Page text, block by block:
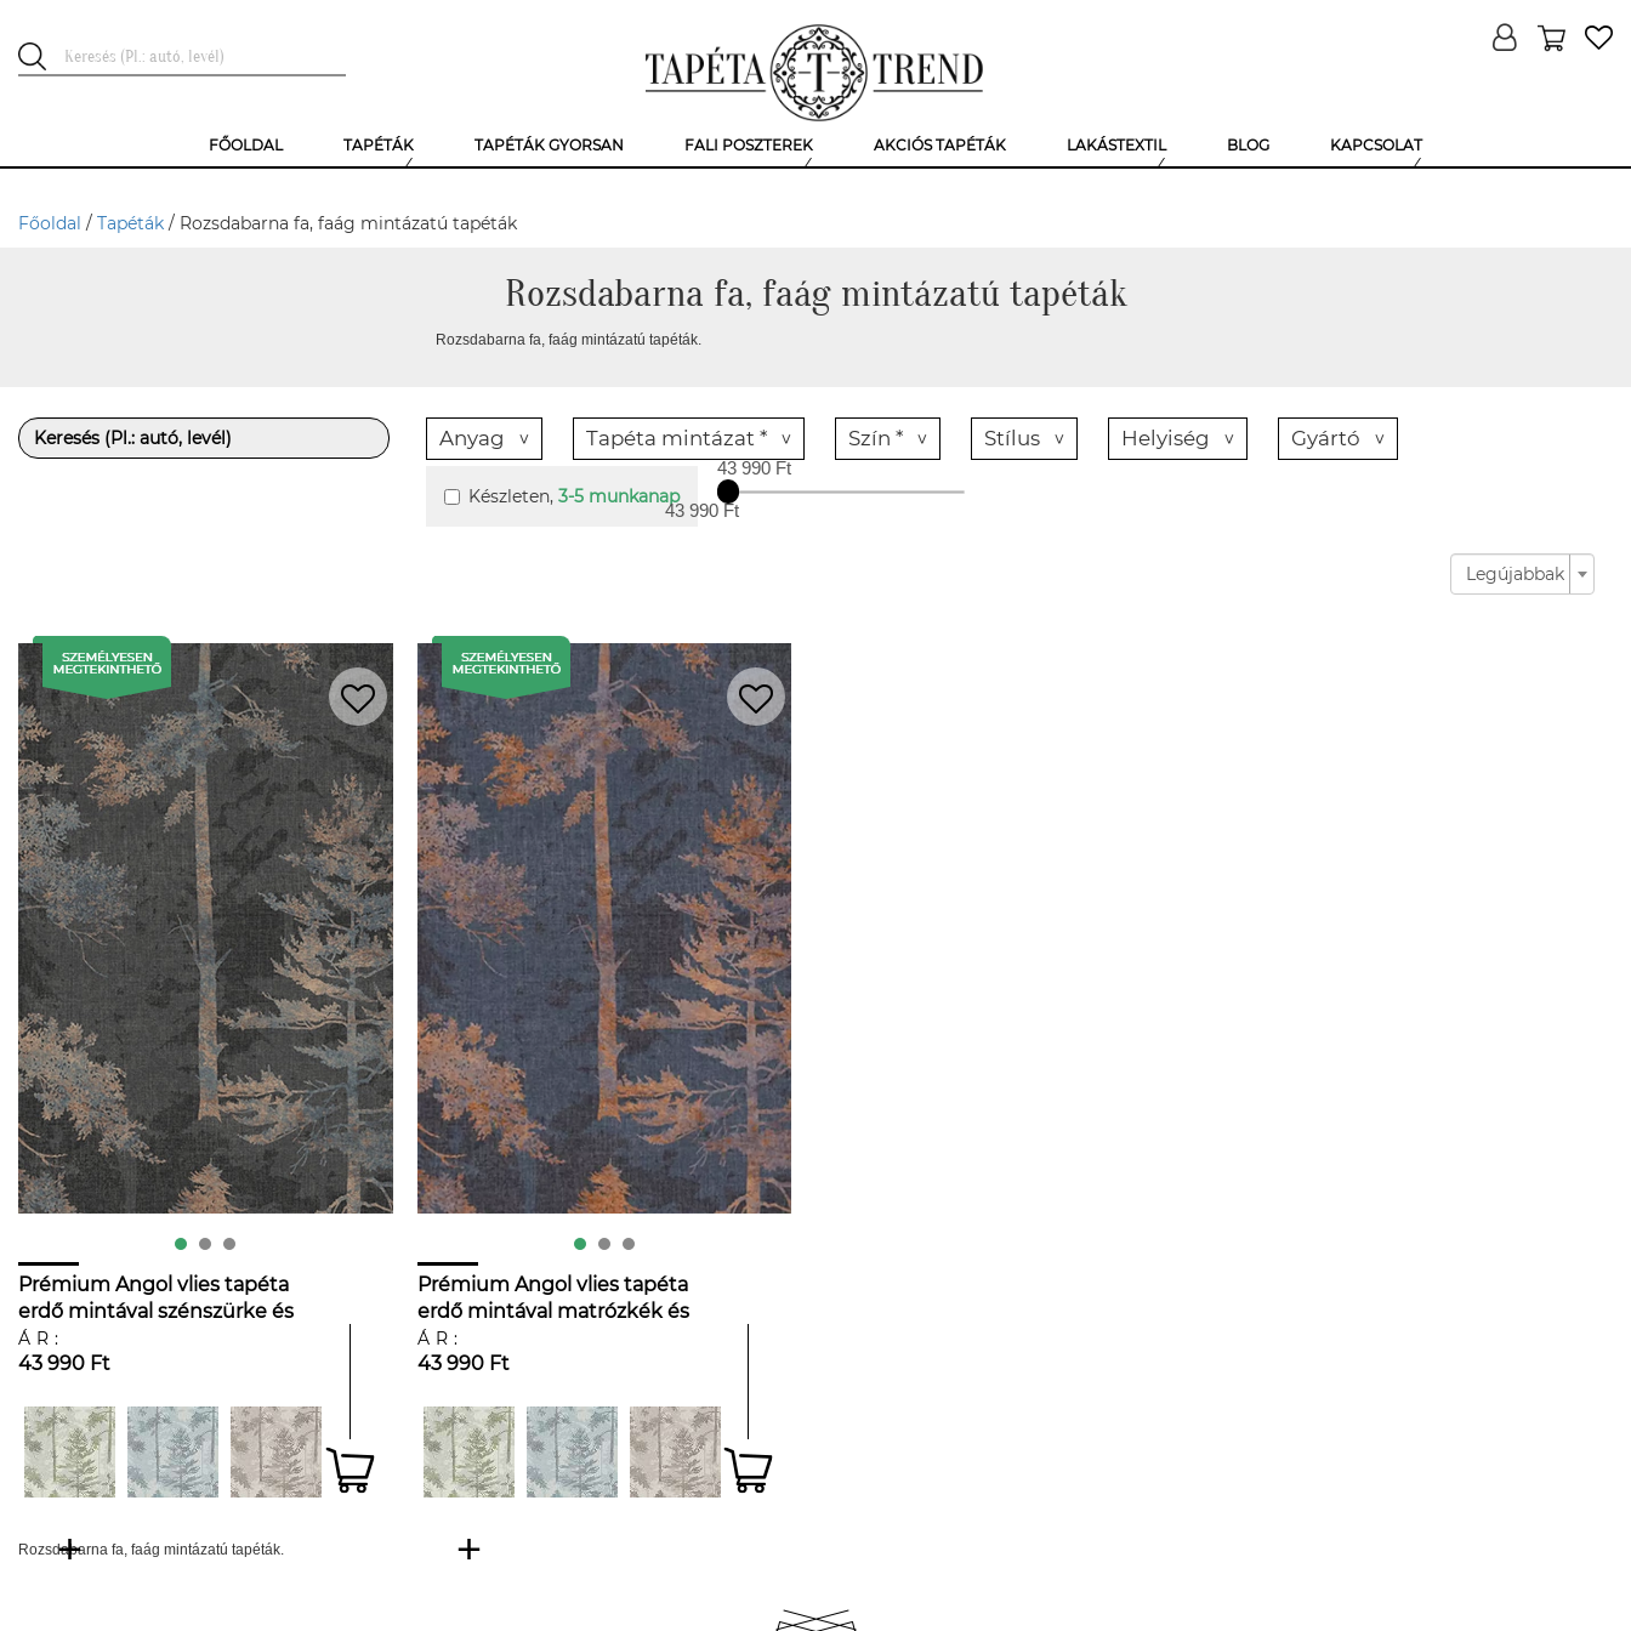
FŐOLDAL TAPÉTÁK TAPÉTÁK GYORSAN FALI POSZTEREK AKCIÓS TAPÉTÁK LAKÁSTEXTIL BLOG KAPCSOLAT
Főoldal / Tapéták / Rozsdabarna fa, faág mintázatú tapéták
Rozsdabarna fa, faág mintázatú tapéták
Rozsdabarna fa, faág mintázatú tapéták.
Anyag Tapéta mintázat * Szín * Stílus Helyiség Gyártó
Készleten, 3-5 munkanap
43 990 Ft
43 990 Ft
Legújabbak
Prémium Angol vlies tapéta
erdő mintával szénszürke és
rozsda színárnyalatokban
ÁR:
43 990 Ft
Prémium Angol vlies tapéta
erdő mintával matrózkék és
rozsdabarna színárnyalatokban
ÁR:
43 990 Ft
Rozsdabarna fa, faág mintázatú tapéták.